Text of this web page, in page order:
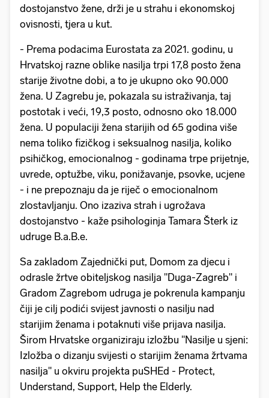
dostojanstvo žene, drži je u strahu i ekonomskoj
ovisnosti, tjera u kut.
- Prema podacima Eurostata za 2021. godinu, u
Hrvatskoj razne oblike nasilja trpi 17,8 posto žena
starije životne dobi, a to je ukupno oko 90.000
žena. U Zagrebu je, pokazala su istraživanja, taj
postotak i veći, 19,3 posto, odnosno oko 18.000
žena. U populaciji žena starijih od 65 godina više
nema toliko fizičkog i seksualnog nasilja, koliko
psihičkog, emocionalnog - godinama trpe prijetnje,
uvrede, optužbe, viku, ponižavanje, psovke, ucjene
- i ne prepoznaju da je riječ o emocionalnom
zlostavljanju. Ono izaziva strah i ugrožava
dostojanstvo - kaže psihologinja Tamara Šterk iz
udruge B.a.B.e.
Sa zakladom Zajednički put, Domom za djecu i
odrasle žrtve obiteljskog nasilja "Duga-Zagreb" i
Gradom Zagrebom udruga je pokrenula kampanju
čiji je cilj podići svijest javnosti o nasilju nad
starijim ženama i potaknuti više prijava nasilja.
Širom Hrvatske organiziraju izložbu "Nasilje u sjeni:
Izložba o dizanju svijesti o starijim ženama žrtvama
nasilja" u okviru projekta puSHEd - Protect,
Understand, Support, Help the Elderly.